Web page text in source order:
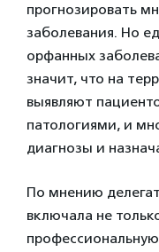
прогнозировать
заболевания. Но
орфанных
значит, что на
выявляют
патологиями, и
диагнозы и
По мнению
включала не